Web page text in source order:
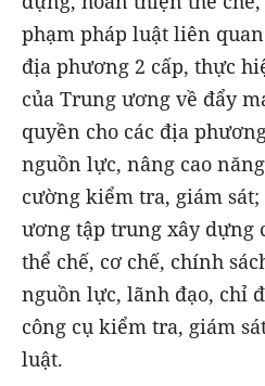
phạm pháp luật liên
địa phương 2 cấp, thực
của Trung ương về đẩy
quyền cho các địa
nguồn lực, nâng cao
cường kiểm tra, giám
ương tập trung xây dựng
thể chế, cơ chế, chính
nguồn lực, lãnh đạo, chỉ
công cụ kiểm tra, giám
luật.